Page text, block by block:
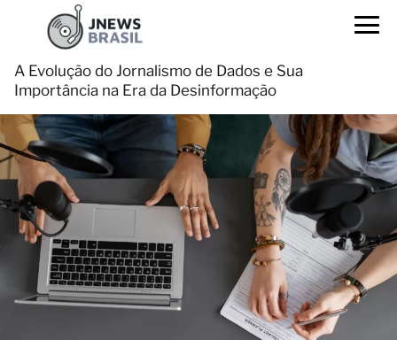
A Evolução do Jornalismo de Dados e Sua
Importância na Era da Desinformação